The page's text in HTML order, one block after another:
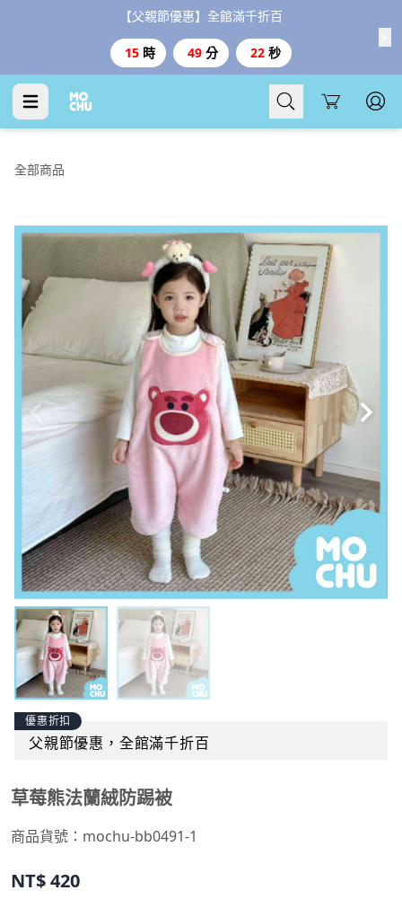
【父親節優惠】全館滿千折百
15 時 49 分 21 秒
Cart
全部商品
優惠折扣
父親節優惠，全館滿千折百
草莓熊法蘭絨防踢被
商品貨號： mochu-bb0491-1
NT$420